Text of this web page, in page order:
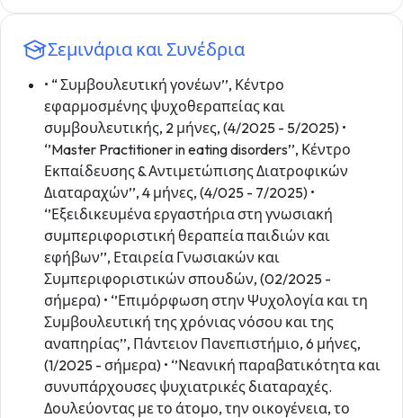
Σεμινάρια και Συνέδρια
• “ Συμβουλευτική γονέων’’, Κέντρο
εφαρμοσμένης ψυχοθεραπείας και
συμβουλευτικής, 2 μήνες, (4/2025 - 5/2025) •
‘’Master Practitioner in eating disorders’’, Κέντρο
Εκπαίδευσης & Αντιμετώπισης Διατροφικών
Διαταραχών’’, 4 μήνες, (4/025 - 7/2025) •
‘’Εξειδικευμένα εργαστήρια στη γνωσιακή
συμπεριφοριστική θεραπεία παιδιών και
εφήβων’’, Εταιρεία Γνωσιακών και
Συμπεριφοριστικών σπουδών, (02/2025 -
σήμερα) • ‘’Επιμόρφωση στην Ψυχολογία και τη
Συμβουλευτική της χρόνιας νόσου και της
αναπηρίας’’, Πάντειον Πανεπιστήμιο, 6 μήνες,
(1/2025 - σήμερα) • ‘’Νεανική παραβατικότητα και
συνυπάρχουσες ψυχιατρικές διαταραχές.
Δουλεύοντας με το άτομο, την οικογένεια, το